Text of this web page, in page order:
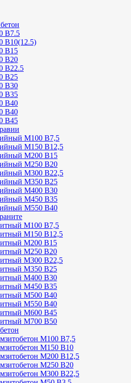
В7.5
В10(12.5)
В15
В20
В22.5
В25
В30
В35
В40
В40
В45
М100 В7,5
М150 В12,5
М200 В15
М250 В20
М300 В22,5
М350 В25
М400 В30
М450 В35
М550 В40
М100 В7,5
М150 В12,5
М200 В15
М250 В20
М300 В22,5
М350 В25
М400 В30
М450 В35
М500 В40
М550 В40
М600 В45
М700 В50
М100 В7,5
М150 В10
М200 В12,5
М250 В20
М300 В22,5